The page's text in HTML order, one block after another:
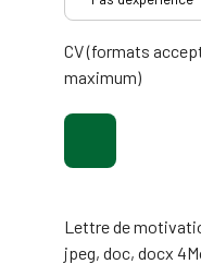
CV (formats
maximum)
Lettre de
jpeg, doc, docx